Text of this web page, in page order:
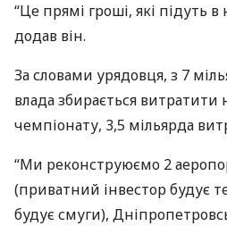
“Це прямі гроші, які підуть
додав він.
За словами урядовця, з 7
влада збирається
чемпіонату, 3,5 мільярда
“Ми реконструюємо 2
(приватний інвестор будує
будує смуги),